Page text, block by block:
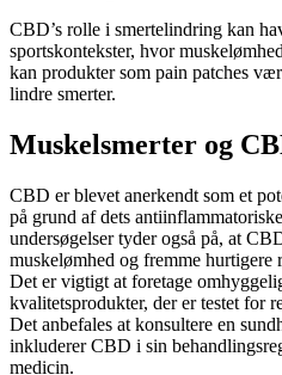
CBD’s rolle i smertelindring kan
sportskontekster, hvor
kan produkter som pain patches
lindre smerter.
Muskelsmerter og
CBD er blevet anerkendt som et
på grund af dets
undersøgelser tyder også på, at
muskelømhed og fremme
Det er vigtigt at foretage
kvalitetsprodukter, der er testet for
Det anbefales at konsultere en
inkluderer CBD i sin
medicin.